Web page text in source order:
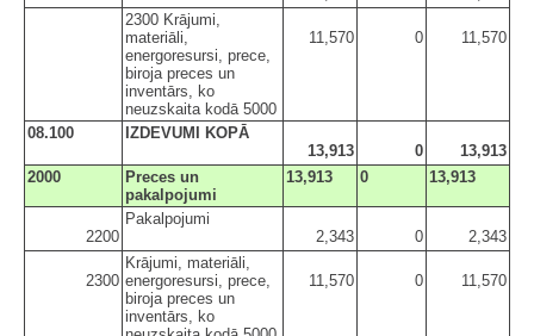
2300 Krājumi,
materiāli,
energoresursi, prece,
biroja preces un
inventārs, ko
neuzskaita kodā 5000
11,570 0 11,570
08.100
IZDEVUMI KOPĀ
13,913
0
13,913
2000
Preces un
pakalpojumi
13,913 0 13,913
2200
Pakalpojumi
2,343
0 2,343
2300
Krājumi, materiāli,
energoresursi, prece,
biroja preces un
inventārs, ko
11,570 0 11,570